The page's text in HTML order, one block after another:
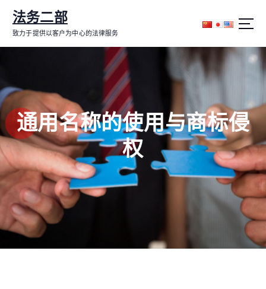
内
法务二部
致力于提供以客户为中心的法律服务
通用名称的使用与商标侵
权